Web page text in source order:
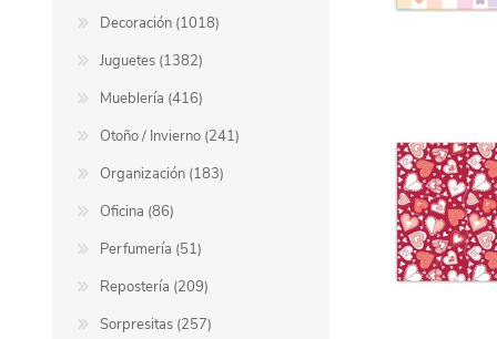
Decoración (1018)
Juguetes (1382)
Mueblería (416)
Otoño / Invierno (241)
Organización (183)
Oficina (86)
Perfumería (51)
Repostería (209)
Sorpresitas (257)